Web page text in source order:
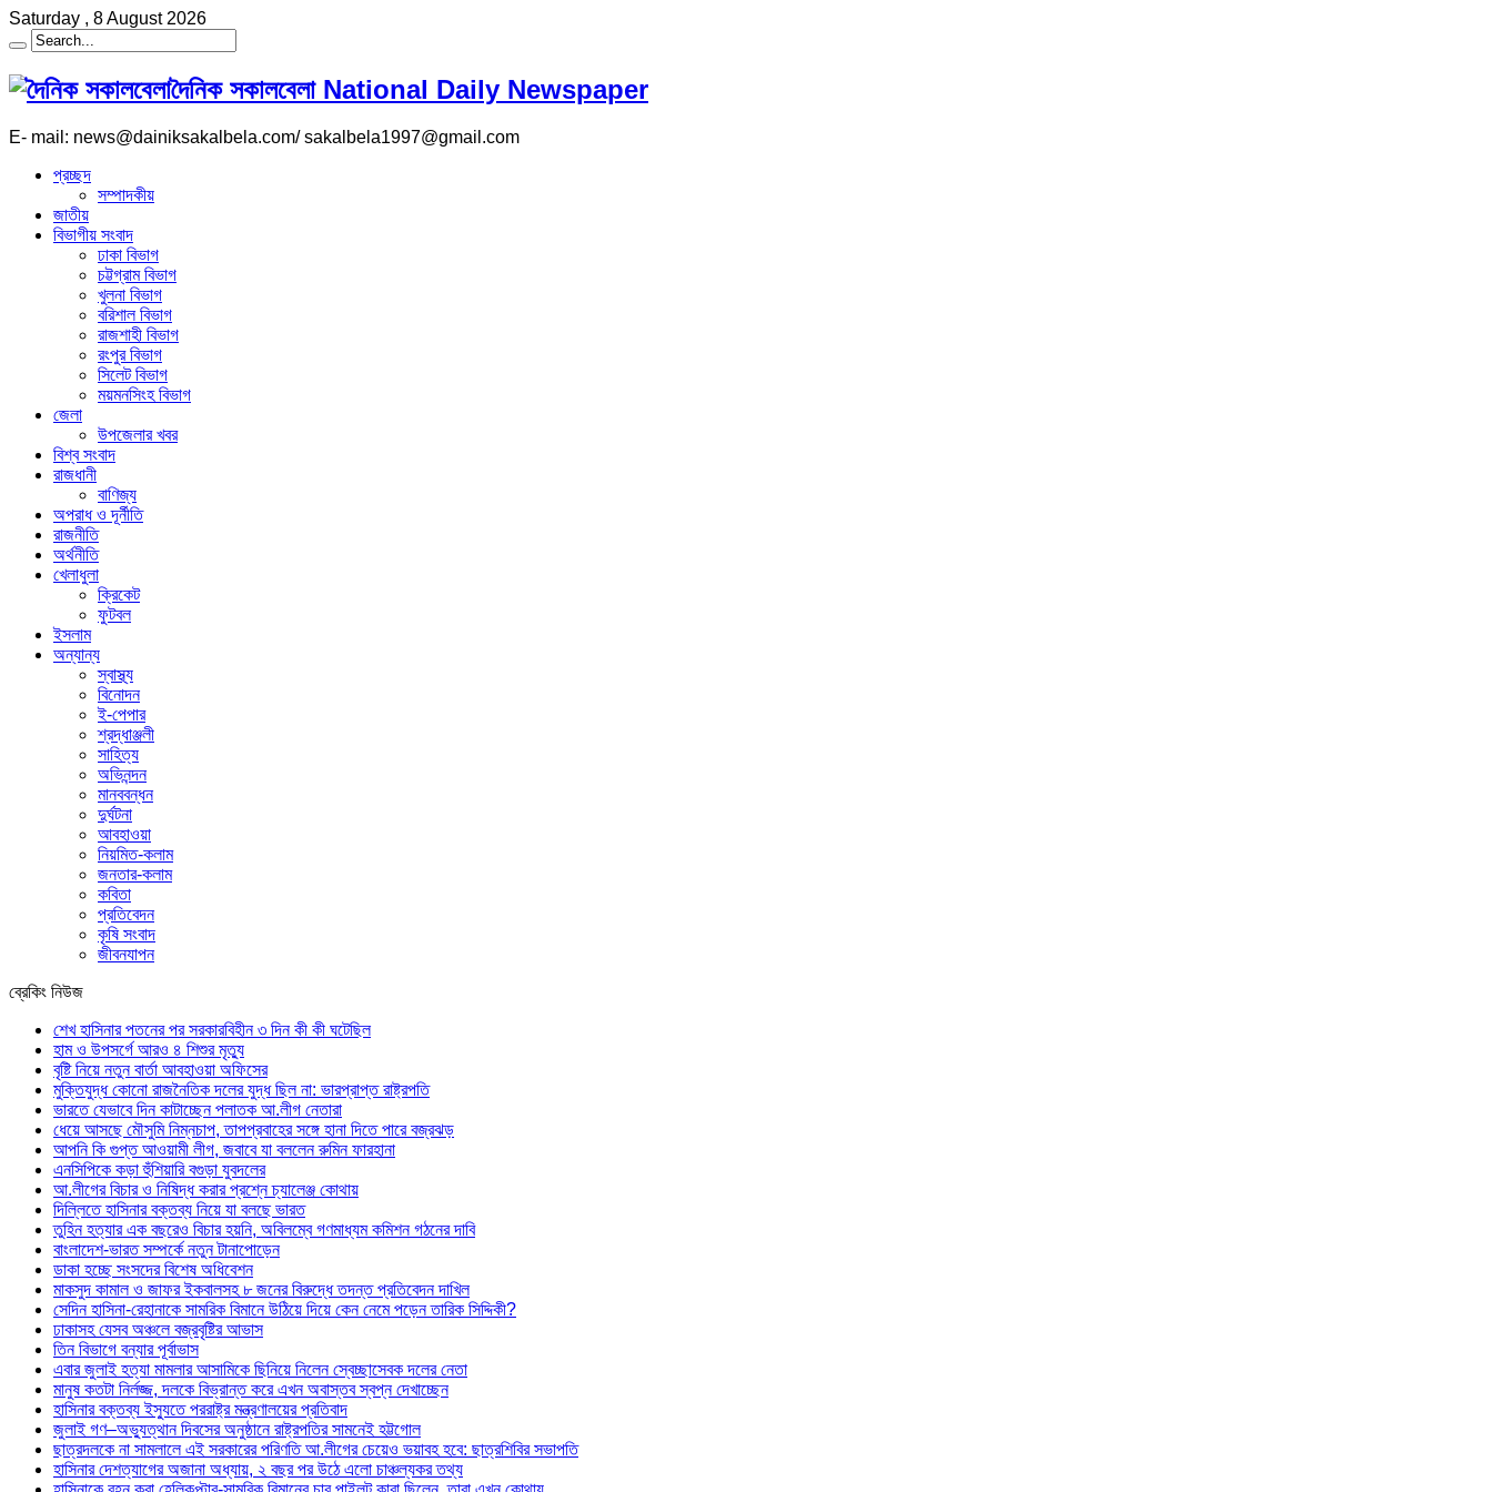
Saturday , 8 August 2026
দৈনিক সকালবেলা National Daily Newspaper
E- mail: news@dainiksakalbela.com/ sakalbela1997@gmail.com
প্রচ্ছদ
সম্পাদকীয়
জাতীয়
বিভাগীয় সংবাদ
ঢাকা বিভাগ
চট্টগ্রাম বিভাগ
খুলনা বিভাগ
বরিশাল বিভাগ
রাজশাহী বিভাগ
রংপুর বিভাগ
সিলেট বিভাগ
ময়মনসিংহ বিভাগ
জেলা
উপজেলার খবর
বিশ্ব সংবাদ
রাজধানী
বাণিজ্য
অপরাধ ও দূর্নীতি
রাজনীতি
অর্থনীতি
খেলাধুলা
ক্রিকেট
ফুটবল
ইসলাম
অন্যান্য
স্বাস্থ্য
বিনোদন
ই-পেপার
শ্রদ্ধাঞ্জলী
সাহিত্য
অভিনন্দন
মানববন্ধন
দুর্ঘটনা
আবহাওয়া
নিয়মিত-কলাম
জনতার-কলাম
কবিতা
প্রতিবেদন
কৃষি সংবাদ
জীবনযাপন
ব্রেকিং নিউজ
শেখ হাসিনার পতনের পর সরকারবিহীন ৩ দিন কী কী ঘটেছিল
হাম ও উপসর্গে আরও ৪ শিশুর মৃত্যু
বৃষ্টি নিয়ে নতুন বার্তা আবহাওয়া অফিসের
মুক্তিযুদ্ধ কোনো রাজনৈতিক দলের যুদ্ধ ছিল না: ভারপ্রাপ্ত রাষ্ট্রপতি
ভারতে যেভাবে দিন কাটাচ্ছেন পলাতক আ.লীগ নেতারা
ধেয়ে আসছে মৌসুমি নিম্নচাপ, তাপপ্রবাহের সঙ্গে হানা দিতে পারে বজ্রঝড়
আপনি কি গুপ্ত আওয়ামী লীগ, জবাবে যা বললেন রুমিন ফারহানা
এনসিপিকে কড়া হুঁশিয়ারি বগুড়া যুবদলের
আ.লীগের বিচার ও নিষিদ্ধ করার প্রশ্নে চ্যালেঞ্জ কোথায়
দিল্লিতে হাসিনার বক্তব্য নিয়ে যা বলছে ভারত
তুহিন হত্যার এক বছরেও বিচার হয়নি, অবিলম্বে গণমাধ্যম কমিশন গঠনের দাবি
বাংলাদেশ-ভারত সম্পর্কে নতুন টানাপোড়েন
ডাকা হচ্ছে সংসদের বিশেষ অধিবেশন
মাকসুদ কামাল ও জাফর ইকবালসহ ৮ জনের বিরুদ্ধে তদন্ত প্রতিবেদন দাখিল
সেদিন হাসিনা-রেহানাকে সামরিক বিমানে উঠিয়ে দিয়ে কেন নেমে পড়েন তারিক সিদ্দিকী?
ঢাকাসহ যেসব অঞ্চলে বজ্রবৃষ্টির আভাস
তিন বিভাগে বন্যার পূর্বাভাস
এবার জুলাই হত্যা মামলার আসামিকে ছিনিয়ে নিলেন স্বেচ্ছাসেবক দলের নেতা
মানুষ কতটা নির্লজ্জ, দলকে বিভ্রান্ত করে এখন অবাস্তব স্বপ্ন দেখাচ্ছেন
হাসিনার বক্তব্য ইস্যুতে পররাষ্ট্র মন্ত্রণালয়ের প্রতিবাদ
জুলাই গণ–অভ্যুত্থান দিবসের অনুষ্ঠানে রাষ্ট্রপতির সামনেই হট্টগোল
ছাত্রদলকে না সামলালে এই সরকারের পরিণতি আ.লীগের চেয়েও ভয়াবহ হবে: ছাত্রশিবির সভাপতি
হাসিনার দেশত্যাগের অজানা অধ্যায়, ২ বছর পর উঠে এলো চাঞ্চল্যকর তথ্য